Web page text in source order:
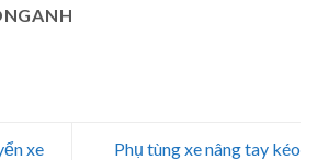
xe
Phụ tùng xe nâng tay kéo